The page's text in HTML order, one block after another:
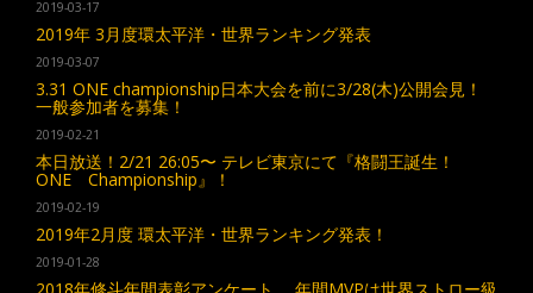
2019-03-17
2019年 3月度環太平洋・世界ランキング発表
2019-03-07
3.31 ONE championship日本大会を前に3/28(木)公開会見！
一般参加者を募集！
2019-02-21
本日放送！2/21 26:05〜 テレビ東京にて『格闘王誕生！
ONE Championship』！
2019-02-19
2019年2月度 環太平洋・世界ランキング発表！
2019-01-28